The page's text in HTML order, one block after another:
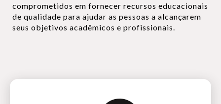
comprometidos em fornecer recursos educacionais
de qualidade para ajudar as pessoas a alcançarem
seus objetivos acadêmicos e profissionais.